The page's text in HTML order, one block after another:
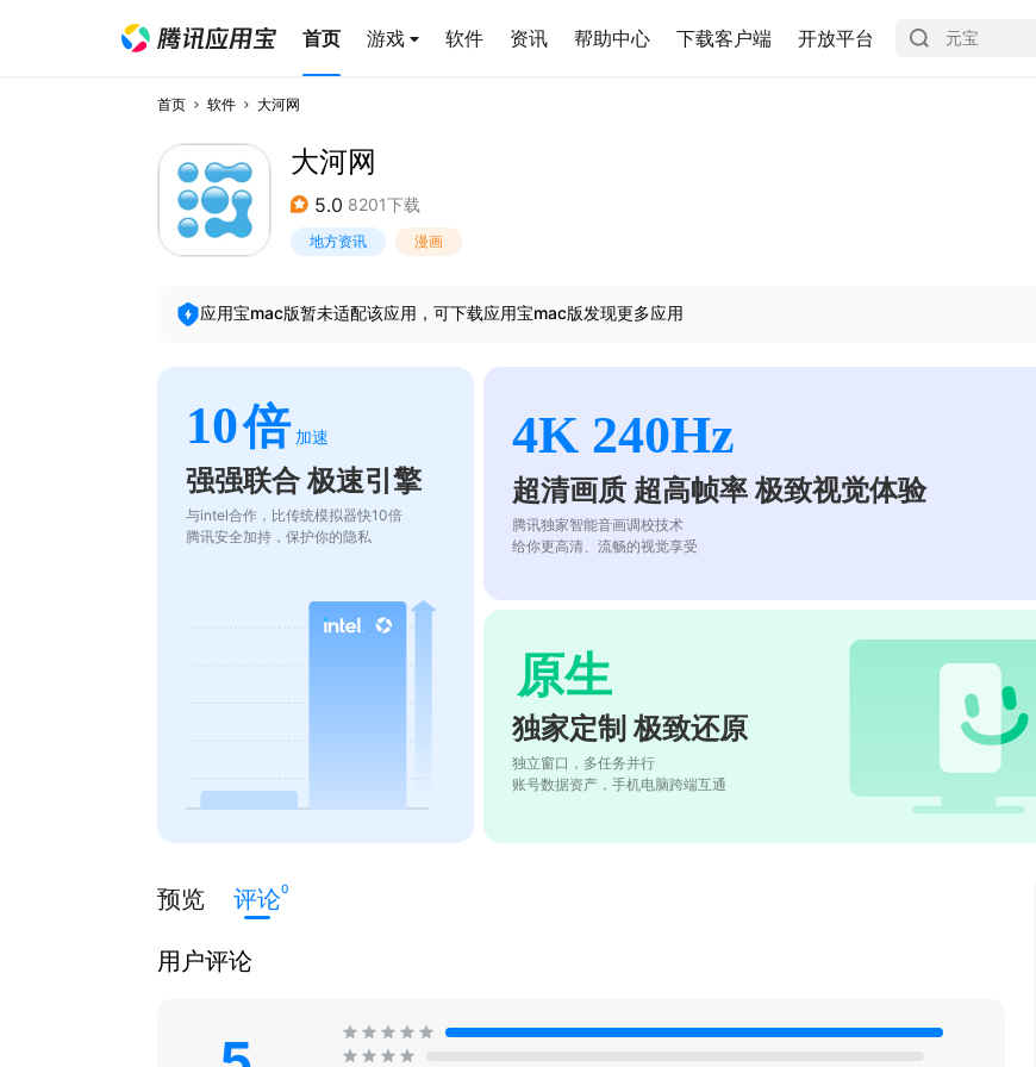
首页 游戏 软件 资讯 帮助中心 下载客户端 开放平台
首页 软件 大河网
大河网
5.0 8201下载
地方资讯 漫画
应用宝mac版暂未适配该应用，可下载应用宝mac版发现更多应用
10倍 加速
强强联合 极速引擎
与intel合作，比传统模拟器快10倍
腾讯安全加持，保护你的隐私
4K 240Hz
超清画质 超高帧率 极致视觉体验
腾讯独家智能音画调校技术
给你更高清、流畅的视觉享受
原生
独家定制 极致还原
独立窗口，多任务并行
账号数据资产，手机电脑跨端互通
预览 评论0
用户评论